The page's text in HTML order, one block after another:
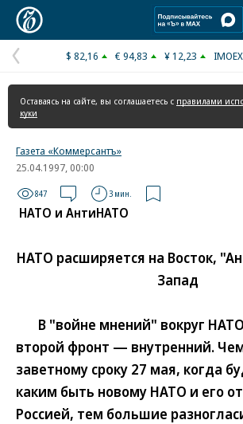
Предыдущая
страница
$ 82,16 € 94,83 ¥ 12,23
Оставаясь на сайте, вы соглашаетесь с правилами
куки
Газета «Коммерсантъ»
25.04.1997, 00:00
847 3 мин.
НАТО и АнтиНАТО
НАТО расширяется на Восток,
Запад
В "войне мнений" вокруг
второй фронт — внутренний.
заветному сроку 27 мая, когда
каким быть новому НАТО и его
Россией, тем большие